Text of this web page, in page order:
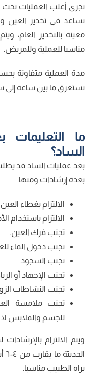
تجرى أغلب العمليات تحت
تساعد في تخدير العين
معينة بالتخدير العام،
مناسبا للعملية وللمريض.
مدة العملية متفاوتة
تستغرق ما بين ساعة إلى
ما التعليمات
الساد؟
بعد عمليات الساد قد
بعدة إرشادات ومنها:
الالتزام بغطاء
الالتزام باستخدام
تجنب فرك العين.
تجنب دخول الماء
تجنب السجود.
تجنب الإجهاد أو
تجنب النشاطات
تجنب ملامسة
للجسم والملابس
ويتم الالتزام
يراه الطبيب مناسبا.